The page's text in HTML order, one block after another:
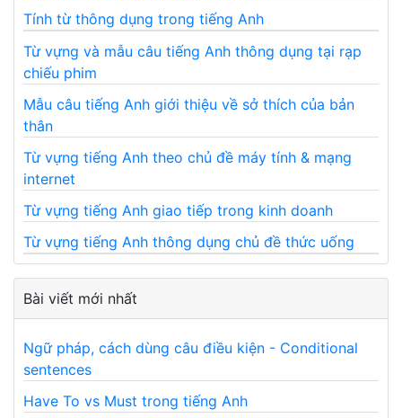
Tính từ thông dụng trong tiếng Anh
Từ vựng và mẫu câu tiếng Anh thông dụng tại rạp
chiếu phim
Mẫu câu tiếng Anh giới thiệu về sở thích của bản
thân
Từ vựng tiếng Anh theo chủ đề máy tính & mạng
internet
Từ vựng tiếng Anh giao tiếp trong kinh doanh
Từ vựng tiếng Anh thông dụng chủ đề thức uống
Bài viết mới nhất
Ngữ pháp, cách dùng câu điều kiện - Conditional
sentences
Have To vs Must trong tiếng Anh